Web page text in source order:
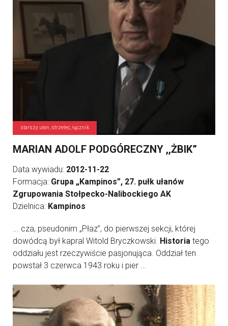
starszy ułan, strzelec, łącznik
MARIAN ADOLF PODGÓRECZNY ,,ŻBIK”
Data wywiadu: 2012-11-22
Formacja: Grupa „Kampinos”, 27. pułk ułanów
Zgrupowania Stołpecko-Nalibockiego AK
Dzielnica: Kampinos
... cza, pseudonim „Płaz”, do pierwszej sekcji, której
dowódcą był kapral Witold Bryczkowski. Historia tego
oddziału jest rzeczywiście pasjonująca. Oddział ten
powstał 3 czerwca 1943 roku i pier ...